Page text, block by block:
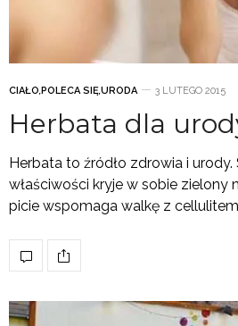
CIAŁO,POLECA SIĘ,URODA 3 LUTEGO 2015
Herbata dla
Herbata to źródło zdrowia i
właściwości kryje w sobie zielony
picie wspomaga walkę z